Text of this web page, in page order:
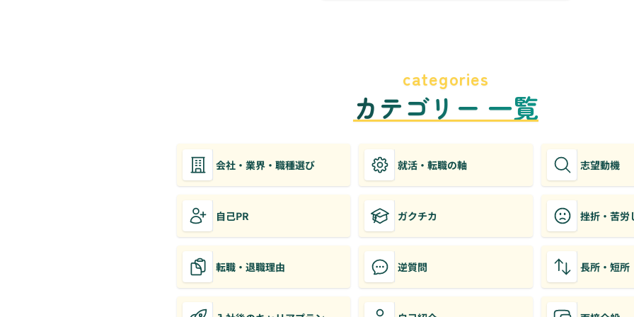
categories
カテゴリー 一覧
会社・業界・職種選び 就活・転職の軸 志望動機
自己PR ガクチカ 挫折・苦労
転職・退職理由 逆質問 長所・短所